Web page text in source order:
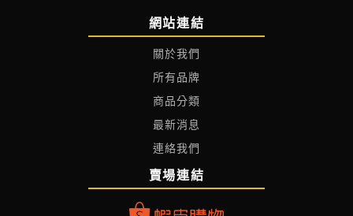
網站連結
關於我們
所有品牌
商品分類
最新消息
連絡我們
賣場連結